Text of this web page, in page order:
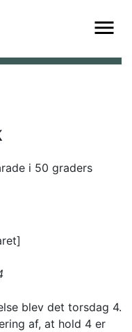
i 50 graders
blev det torsdag 4.
af, at hold 4 er